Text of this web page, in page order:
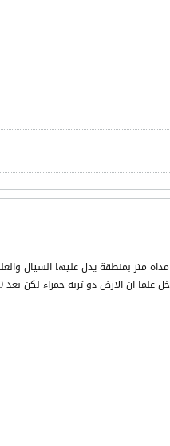
متر بمنطقة يدل عليها السيال
تربة حمراء لكن بعد 40سم يبدا الكلس بالظهور